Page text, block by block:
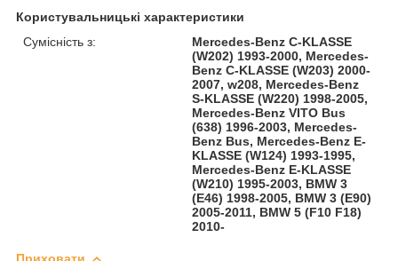
Користувальницькі характеристики
Сумісність з:
Mercedes-Benz C-KLASSE
(W202) 1993-2000, Mercedes-
Benz C-KLASSE (W203) 2000-
2007, w208, Mercedes-Benz
S-KLASSE (W220) 1998-2005,
Mercedes-Benz VITO Bus
(638) 1996-2003, Mercedes-
Benz Bus, Mercedes-Benz E-
KLASSE (W124) 1993-1995,
Mercedes-Benz E-KLASSE
(W210) 1995-2003, BMW 3
(E46) 1998-2005, BMW 3 (E90)
2005-2011, BMW 5 (F10 F18)
2010-
Приховати